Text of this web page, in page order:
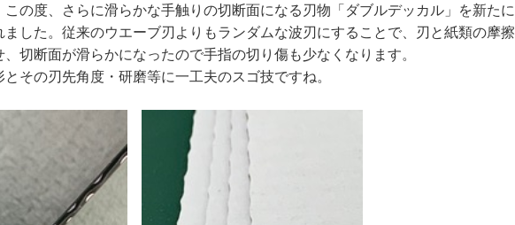
この度、さらに滑らかな手触りの切断面になる刃物「ダブルデッカル」を新たに
ました。従来のウエーブ刃よりもランダムな波刃にすることで、刃と紙類の摩擦
切断面が滑らかになったので手指の切り傷も少なくなります。
その刃先角度・研磨等に一工夫のスゴ技ですね。